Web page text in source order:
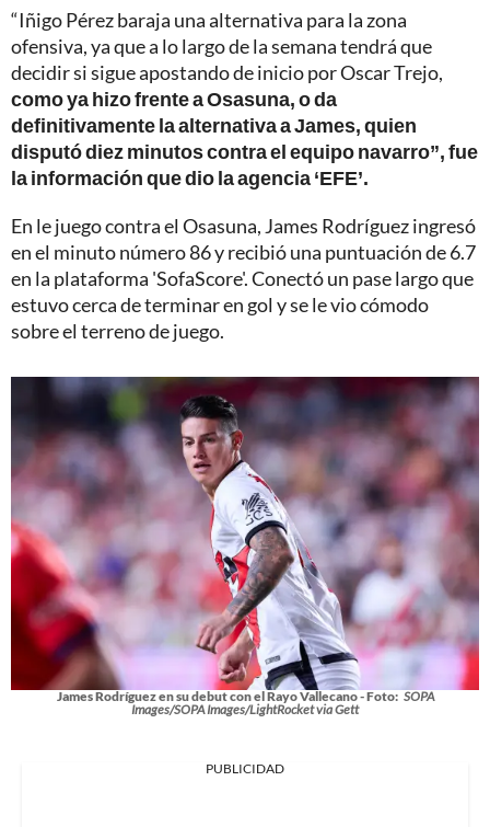
“Iñigo Pérez baraja una alternativa para la zona
ofensiva, ya que a lo largo de la semana tendrá que
decidir si sigue apostando de inicio por Oscar Trejo,
como ya hizo frente a Osasuna, o da
definitivamente la alternativa a James, quien
disputó diez minutos contra el equipo navarro”, fue
la información que dio la agencia ‘EFE’.
En le juego contra el Osasuna, James Rodríguez ingresó
en el minuto número 86 y recibió una puntuación de 6.7
en la plataforma 'SofaScore'. Conectó un pase largo que
estuvo cerca de terminar en gol y se le vio cómodo
sobre el terreno de juego.
James Rodríguez en su debut con el Rayo Vallecano - Foto: SOPA
Images/SOPA Images/LightRocket via Gett
PUBLICIDAD